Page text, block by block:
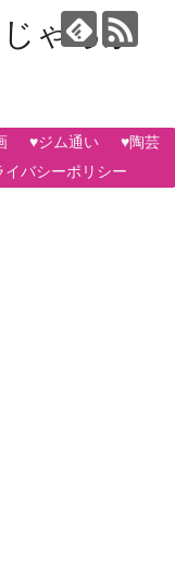
ゃろか
♥ジム通い
♥陶芸
イバシーポリシー